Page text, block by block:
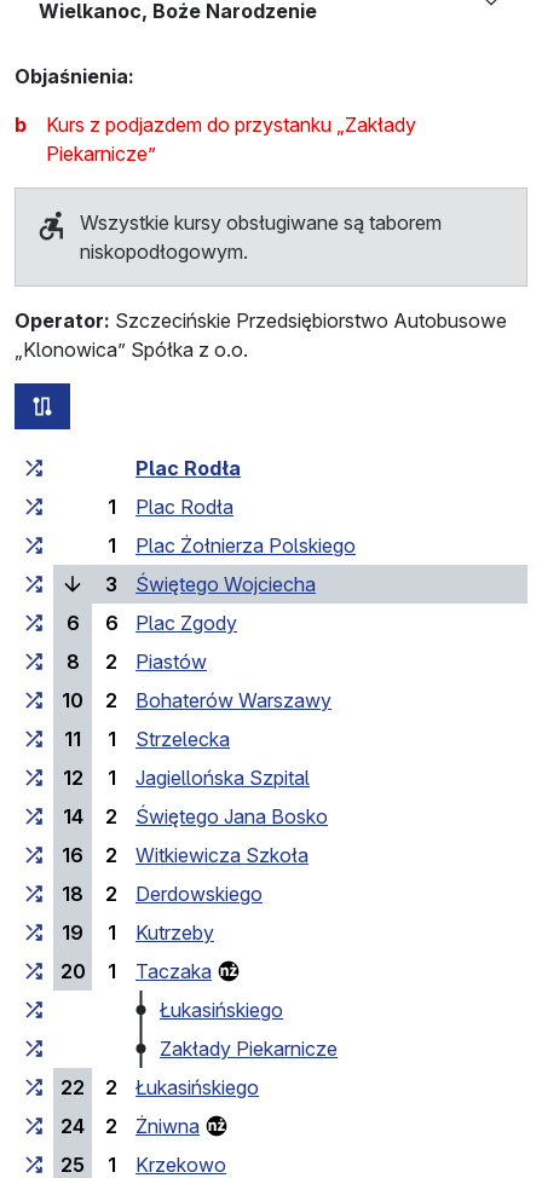
Wielkanoc, Boże Narodzenie
Objaśnienia:
b
Kurs z podjazdem do przystanku „Zakłady
Piekarnicze”
Wszystkie kursy obsługiwane są taborem
niskopodłogowym.
Operator: Szczecińskie Przedsiębiorstwo Autobusowe
„Klonowica” Spółka z o.o.
Czas przejazdu narastająco
Plac Rodła
1
Plac Rodła
1
Plac Żołnierza Polskiego
3
Świętego Wojciecha
6
6
Plac Zgody
8
2
Piastów
10
2
Bohaterów Warszawy
11
1
Strzelecka
12
1
Jagiellońska Szpital
14
2
Świętego Jana Bosko
16
2
Witkiewicza Szkoła
18
2
Derdowskiego
19
1
Kutrzeby
20
1
Taczaka
Łukasińskiego
Zakłady Piekarnicze
22
2
Łukasińskiego
24
2
Żniwna
25
1
Krzekowo